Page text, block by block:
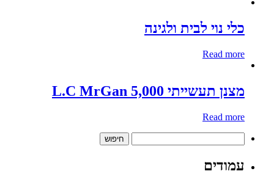
כלי נוי לבית ולגינה
Read more
מצנן תעשייתי 5,000 L.C MrGan
Read more
עמודים